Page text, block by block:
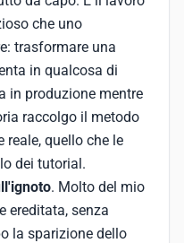
che uno
trasformare una
in qualcosa di
in produzione mentre
raccolgo il metodo
reale, quello che le
dei tutorial.
. Molto del mio
ereditata, senza
la sparizione dello